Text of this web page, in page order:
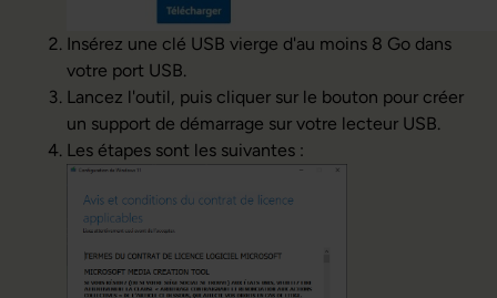
Insérez une clé USB vierge d'au moins 8 Go dans
votre port USB.
Lancez l'outil, puis cliquer sur le bouton pour créer
un support de démarrage sur votre lecteur USB.
Les étapes sont les suivantes :